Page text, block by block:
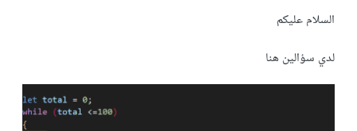
السلام عليكم
لدي سؤالين هنا